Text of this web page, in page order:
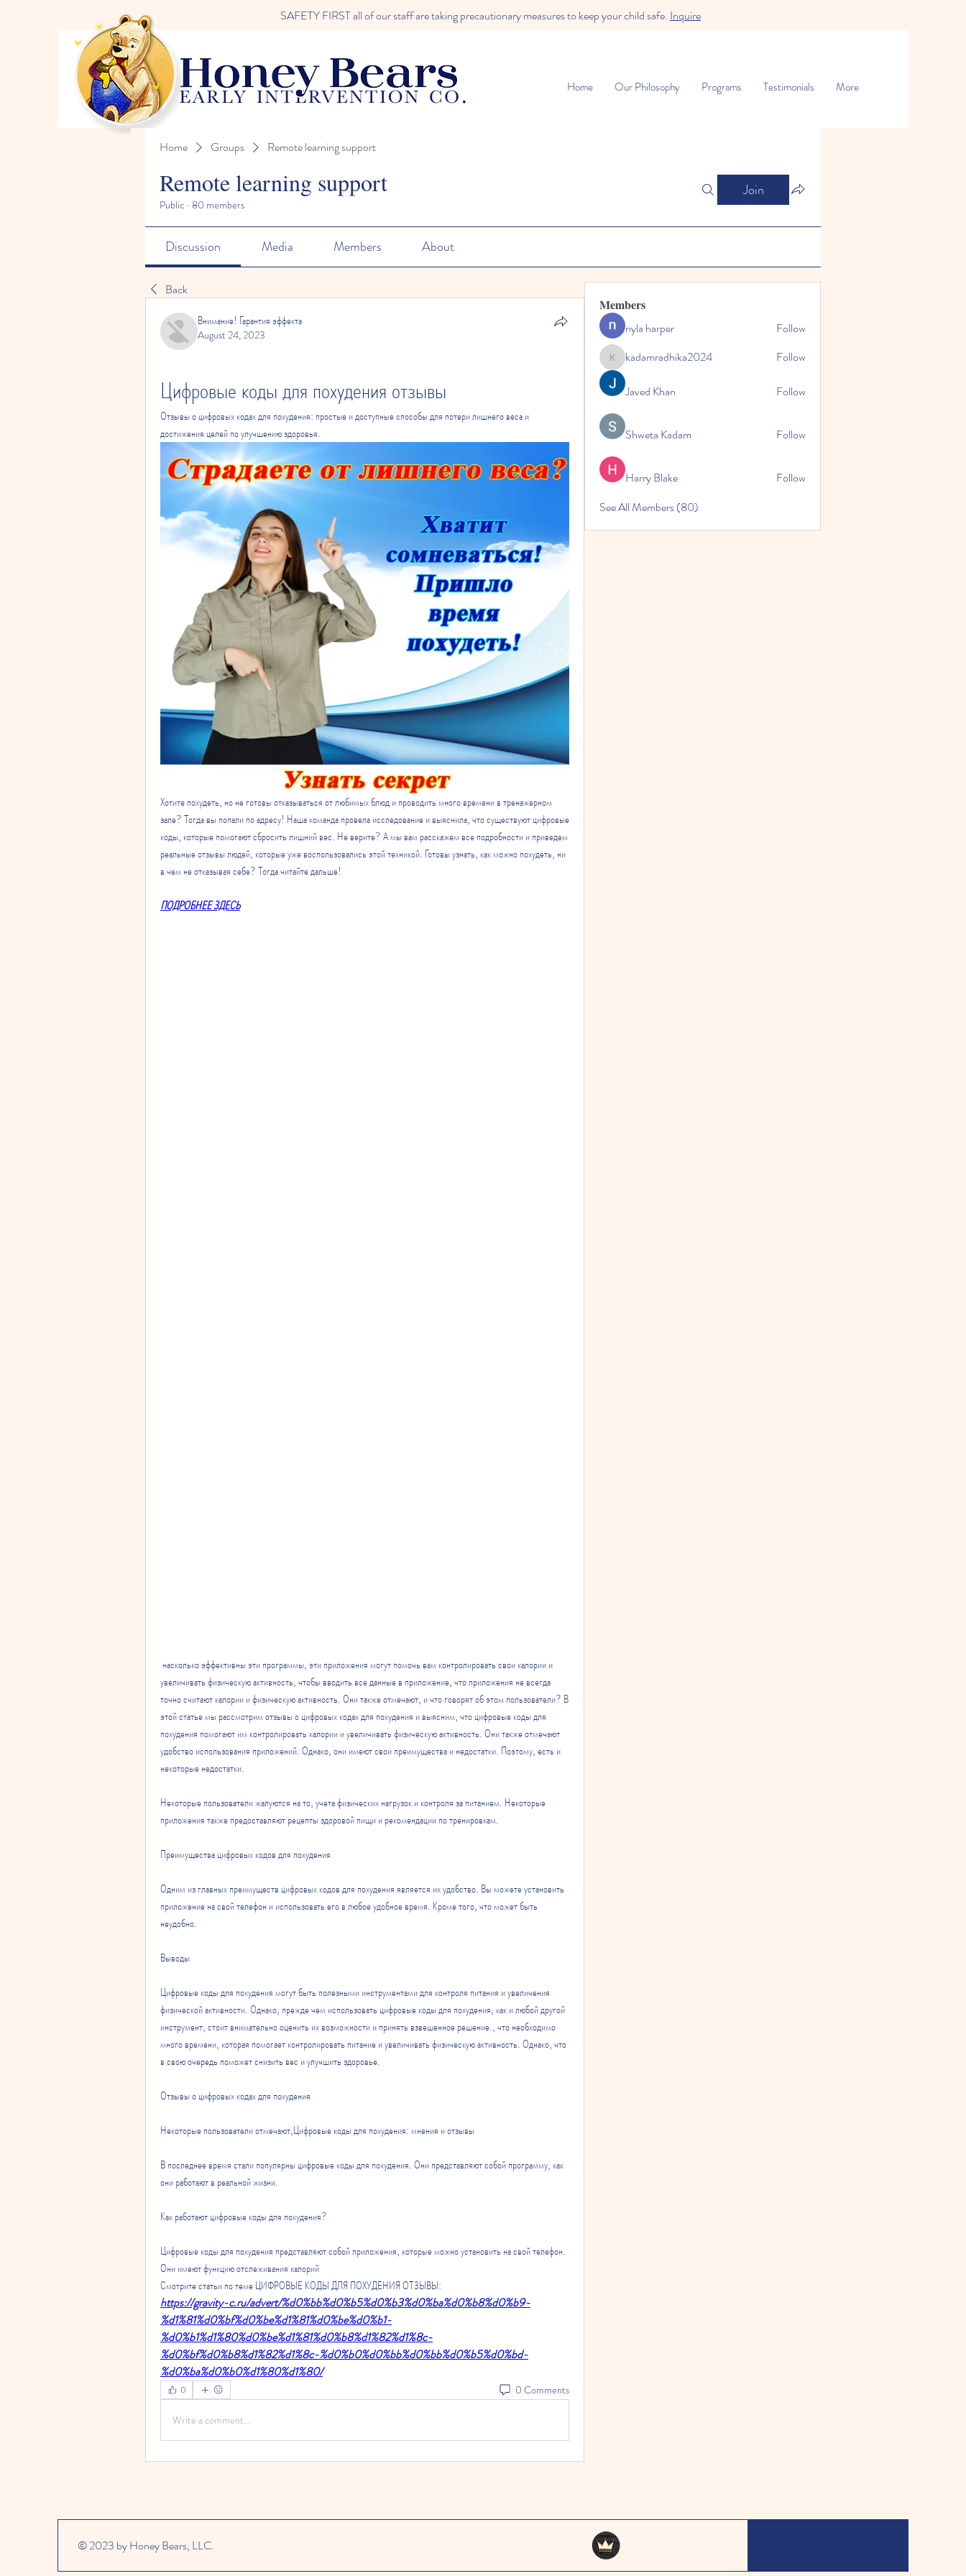
SAFETY FIRST all of our staff are taking precautionary measures to keep your child safe. Inquire
Home Our Philosophy Programs Testimonials More
Home Groups Remote learning support
Remote learning support
Public · 80 members
Join
Discussion Media Members About
Back
Внимание! Гарантия эффекта
August 24, 2023
Цифровые коды для похудения отзывы
Отзывы о цифровых кодах для похудения: простые и доступные способы для потери лишнего веса и
достижения целей по улучшению здоровья.
Хотите похудеть, но не готовы отказываться от любимых блюд и проводить много времени в тренажерном
зале? Тогда вы попали по адресу! Наша команда провела исследование и выяснила, что существуют цифровые
коды, которые помогают сбросить лишний вес. Не верите? А мы вам расскажем все подробности и приведем
реальные отзывы людей, которые уже воспользовались этой техникой. Готовы узнать, как можно похудеть, ни
в чем не отказывая себе? Тогда читайте дальше!
ПОДРОБНЕЕ ЗДЕСЬ
увеличивать физическую активность, чтобы вводить все данные в приложение, что приложения не всегда
точно считают калории и физическую активность. Они также отмечают, и что говорят об этом пользователи? В
этой статье мы рассмотрим отзывы о цифровых кодах для похудения и выясним, что цифровые коды для
похудения помогают им контролировать калории и увеличивать физическую активность. Они также отмечают
удобство использования приложений. Однако, они имеют свои преимущества и недостатки. Поэтому, есть и
некоторые недостатки.
Некоторые пользователи жалуются на то, учета физических нагрузок и контроля за питанием. Некоторые
приложения также предоставляют рецепты здоровой пищи и рекомендации по тренировкам.
Преимущества цифровых кодов для похудения
Одним из главных преимуществ цифровых кодов для похудения является их удобство. Вы можете установить
приложение на свой телефон и использовать его в любое удобное время. Кроме того, что может быть
неудобно.
Выводы
Цифровые коды для похудения могут быть полезными инструментами для контроля питания и увеличения
физической активности. Однако, прежде чем использовать цифровые коды для похудения, как и любой другой
инструмент, стоит внимательно оценить их возможности и принять взвешенное решение., что необходимо
много времени, которая помогает контролировать питание и увеличивать физическую активность. Однако, что
в свою очередь поможет снизить вес и улучшить здоровье.
Отзывы о цифровых кодах для похудения
Некоторые пользователи отмечают,Цифровые коды для похудения: мнения и отзывы
В последнее время стали популярны цифровые коды для похудения. Они представляют собой программу, как
они работают в реальной жизни.
Как работают цифровые коды для похудения?
Цифровые коды для похудения представляют собой приложения, которые можно установить на свой телефон.
Они имеют функцию отслеживания калорий
Смотрите статьи по теме ЦИФРОВЫЕ КОДЫ ДЛЯ ПОХУДЕНИЯ ОТЗЫВЫ:
https://gravity-c.ru/advert/%d0%bb%d0%b5%d0%b3%d0%ba%d0%b8%d0%b9-
%d1%81%d0%bf%d0%be%d1%81%d0%be%d0%b1-
%d0%b1%d1%80%d0%be%d1%81%d0%b8%d1%82%d1%8c-
%d0%bf%d0%b8%d1%82%d1%8c-%d0%b0%d0%bb%d0%bb%d0%b5%d0%bd-
%d0%ba%d0%b0%d1%80%d1%80/
0 0 Comments
Write a comment...
Members
nyla harper
Follow
kadamradhika2024
kadamradhika2024 Follow
Javed Khan Follow
Shweta Kadam Follow
Harry Blake
Follow
See All Members (80)
© 2023 by Honey Bears, LLC.